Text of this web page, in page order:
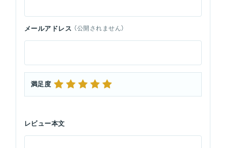
メールアドレス （公開されません）
満足度
レビュー本文